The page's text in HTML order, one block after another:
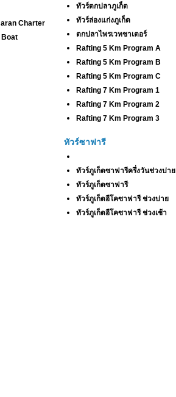
Charter
Boat
ทัวร์ตกปลาภูเก็ต
ทัวร์ล่องแก่งภูเก็ต
ตกปลาไพรเวทชาเตอร์
Rafting 5 Km Program A
Rafting 5 Km Program B
Rafting 5 Km Program C
Rafting 7 Km Program 1
Rafting 7 Km Program 2
Rafting 7 Km Program 3
ทัวร์ซาฟารี
ทัวร์ภูเก็ตซาฟารีครึ่งวันช่วงบ่าย
ทัวร์ภูเก็ตซาฟารี
ทัวร์ภูเก็ตอีโคซาฟารี ช่วงบ่าย
ทัวร์ภูเก็ตอีโคซาฟารี ช่วงเช้า